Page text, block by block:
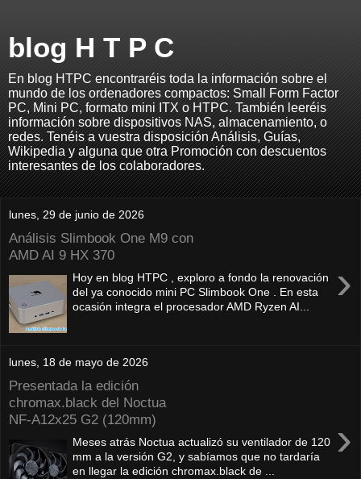
blog H T P C
En blog HTPC encontraréis toda la información sobre el
mundo de los ordenadores compactos: Small Form Factor
PC, Mini PC, formato mini ITX o HTPC. También leeréis
información sobre dispositivos NAS, almacenamiento, o
redes. Tenéis a vuestra disposición Análisis, Guías,
Wikipedia y alguna que otra Promoción con descuentos
interesantes de los colaboradores.
lunes, 29 de junio de 2026
Análisis Slimbook One M9 con
AMD AI 9 HX 370
›
Hoy en blog HTPC , exploro a fondo la renovación
del ya conocido mini PC Slimbook One . En esta
ocasión integra el procesador AMD Ryzen AI...
lunes, 18 de mayo de 2026
Presentada la edición
chromax.black del Noctua
NF‑A12x25 G2 (120mm)
›
Meses atrás Noctua actualizó su ventilador de 120
mm a la versión G2, y sabíamos que no tardaría
en llegar la edición chromax.black de ...